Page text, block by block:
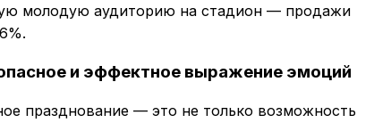
молодую аудиторию на стадион — продажи
и эффектное выражение эмоций
празднование — это не только возможность